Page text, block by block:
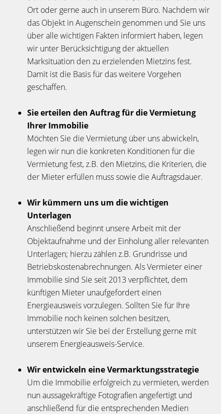
Ort oder gerne auch in unserem Büro. Nachdem wir
das Objekt in Augenschein genommen und Sie uns
über alle wichtigen Fakten informiert haben, legen
wir unter Berücksichtigung der aktuellen
Marksituation den zu erzielenden Mietzins fest.
Damit ist die Basis für das weitere Vorgehen
geschaffen.
Sie erteilen den Auftrag für die Vermietung
Ihrer Immobilie
Möchten Sie die Vermietung über uns abwickeln,
legen wir nun die konkreten Konditionen für die
Vermietung fest, z.B. den Mietzins, die Kriterien, die
der Mieter erfüllen muss sowie die Auftragsdauer.
Wir kümmern uns um die wichtigen
Unterlagen
Anschließend beginnt unsere Arbeit mit der
Objektaufnahme und der Einholung aller relevanten
Unterlagen; hierzu zählen z.B. Grundrisse und
Betriebskostenabrechnungen. Als Vermieter einer
Immobilie sind Sie seit 2013 verpflichtet, dem
künftigen Mieter unaufgefordert einen
Energieausweis vorzulegen. Sollten Sie für Ihre
Immobilie noch keinen solchen besitzen,
unterstützen wir Sie bei der Erstellung gerne mit
unserem Energieausweis-Service.
Wir entwickeln eine Vermarktungsstrategie
Um die Immobilie erfolgreich zu vermieten, werden
nun aussagekräftige Fotografien angefertigt und
anschließend für die entsprechenden Medien